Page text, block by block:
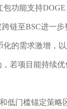
功能支持
链至BSC进一
的需求激增，
若项目能持续
低门槛锚定策